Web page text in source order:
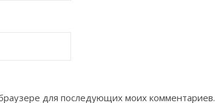
для последующих моих комментариев.